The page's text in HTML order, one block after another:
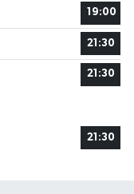
19:00
21:30
21:30
21:30